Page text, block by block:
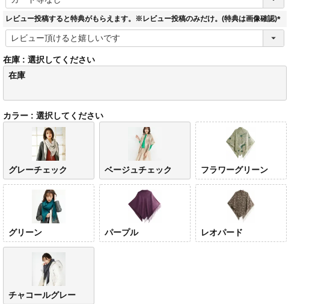
須
レビュー投稿すると特典がもらえます。※レビュー投稿のみだけ。(特典は画像確認)
(
)
在庫
選択してください
在庫
カラー 選択してください
グレーチェック ベージュチェック フラワーグリーン
グリーン パープル レオパード
チャコールグレー